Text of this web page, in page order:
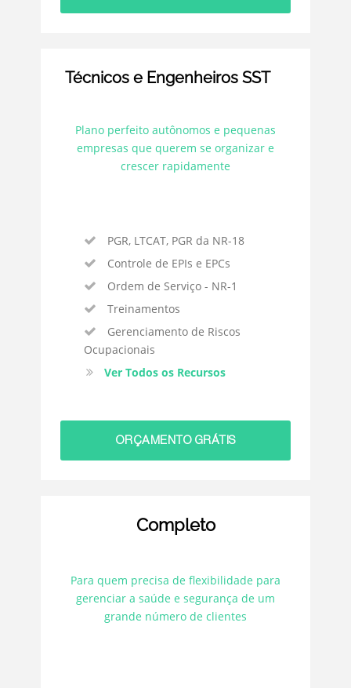
Técnicos e Engenheiros SST
Plano perfeito autônomos e pequenas
empresas que querem se organizar e
crescer rapidamente
PGR, LTCAT, PGR da NR-18
Controle de EPIs e EPCs
Ordem de Serviço - NR-1
Treinamentos
Gerenciamento de Riscos
Ocupacionais
Ver Todos os Recursos
ORÇAMENTO GRÁTIS
Completo
Para quem precisa de flexibilidade para
gerenciar a saúde e segurança de um
grande número de clientes